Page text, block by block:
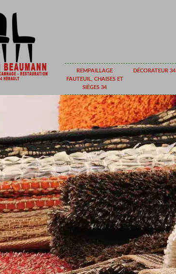
REMPAILLAGE
FAUTEUIL, CHAISES ET
SIÈGES 34
DÉCORATEUR 34